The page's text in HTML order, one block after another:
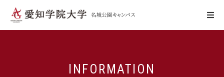
INFORMATION